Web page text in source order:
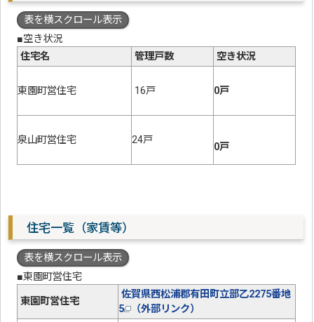
表を横スクロール表示
■空き状況
住宅名
管理戸数 空き状況
東園町営住宅 16戸 0戸
泉山町営住宅 24戸
0戸
住宅一覧（家賃等）
表を横スクロール表示
■東園町営住宅
東園町営住宅
佐賀県西松浦郡有田町立部乙2275番地
5 （外部リンク）